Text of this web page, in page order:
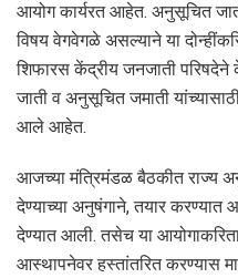
आयोग कार्यरत आहेत. अनुसूचित
विषय वेगवेगळे असल्याने या
शिफारस केंद्रीय जनजाती
जाती व अनुसूचित जमाती
आले आहेत.
आजच्या मंत्रिमंडळ बैठकीत राज्य
देण्याच्या अनुषंगाने, तयार करण्यात
देण्यात आली. तसेच या
आस्थापनेवर हस्तांतरित करण्यास